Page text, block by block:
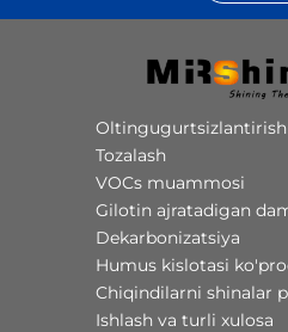
Tozalash
VOCs muammosi
Gilotin ajratadigan
Dekarbonizatsiya
Humus kislotasi
Chiqindilarni shinalar
Ishlash va turli xulosa